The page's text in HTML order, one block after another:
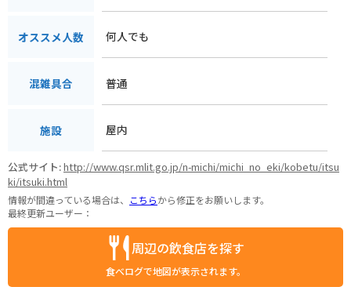
オススメ人数 何人でも
混雑具合 普通
施設 屋内
公式サイト:http://www.qsr.mlit.go.jp/n-michi/michi_no_eki/kobetu/itsu
ki/itsuki.html
情報が間違っている場合は、 こちらから修正をお願いします。
最終更新ユーザー：
周辺の飲食店を探す
食べログで地図が表示されます。